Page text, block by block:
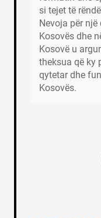
si tejet të
Nevoja për
Kosovës dhe
Kosovë u
theksua që ky
qytetar dhe
Kosovës.